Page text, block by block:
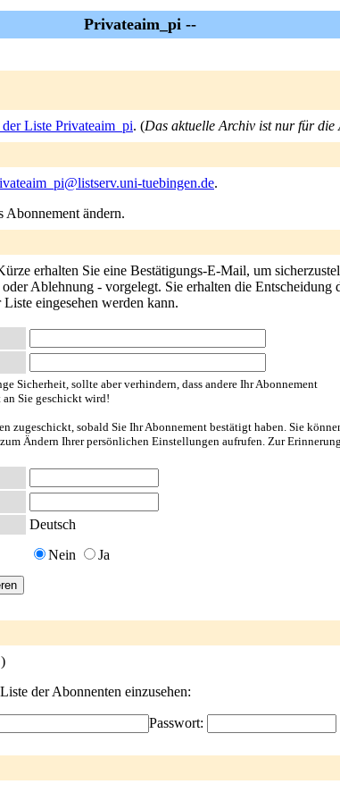
Privateaim_pi --
Liste Privateaim_pi. (Das aktuelle Archiv ist nur für die
tuebingen.de.
Abonnement ändern.
erhalten Sie eine Bestätigungs-E-Mail, um
Ablehnung - vorgelegt. Sie erhalten die
eingesehen werden kann.
Sicherheit, sollte aber verhindern, dass andere Ihr Abonnement
Sie geschickt wird!
zugeschickt, sobald Sie Ihr Abonnement bestätigt haben. Sie
Ändern Ihrer persönlichen Einstellungen aufrufen. Zur
Deutsch
Nein Ja
)
der Abonnenten einzusehen:
Passwort: